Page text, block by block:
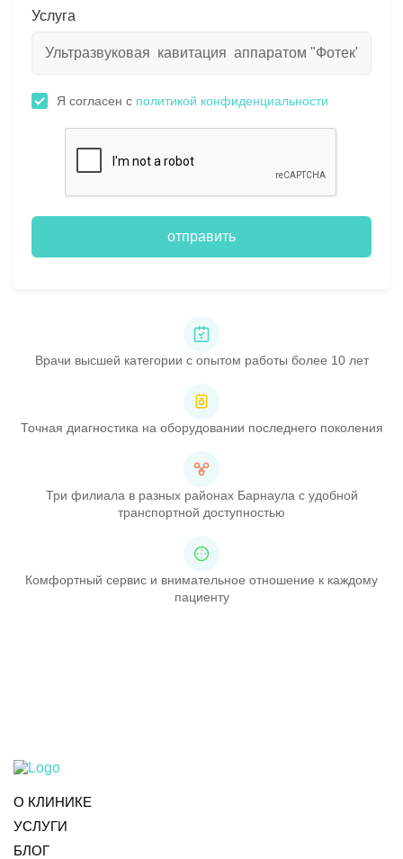
Врачи высшей категории с опытом работы более 10 лет
Точная диагностика на оборудовании последнего поколения
Три филиала в разных районах Барнаула с удобной
транспортной доступностью
Комфортный сервис и внимательное отношение к каждому
пациенту
Услуга
Я согласен с политикой конфиденциальности
отправить
О КЛИНИКЕ
УСЛУГИ
БЛОГ